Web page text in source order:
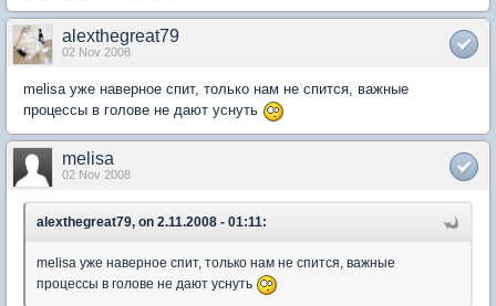
alexthegreat79
02 Nov 2008
melisa уже наверное спит, только нам не спится, важные
процессы в голове не дают уснуть
melisa
02 Nov 2008
alexthegreat79, on 2.11.2008 - 01:11:
melisa уже наверное спит, только нам не спится, важные
процессы в голове не дают уснуть